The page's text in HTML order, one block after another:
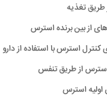
طریق تغذیه
از بین برنده استرس
استرس با استفاده از دارو
از طریق تنفس
اولیه استرس